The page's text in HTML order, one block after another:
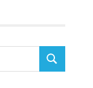
SUCHEN